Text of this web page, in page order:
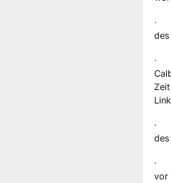
·
·
·
·
vor